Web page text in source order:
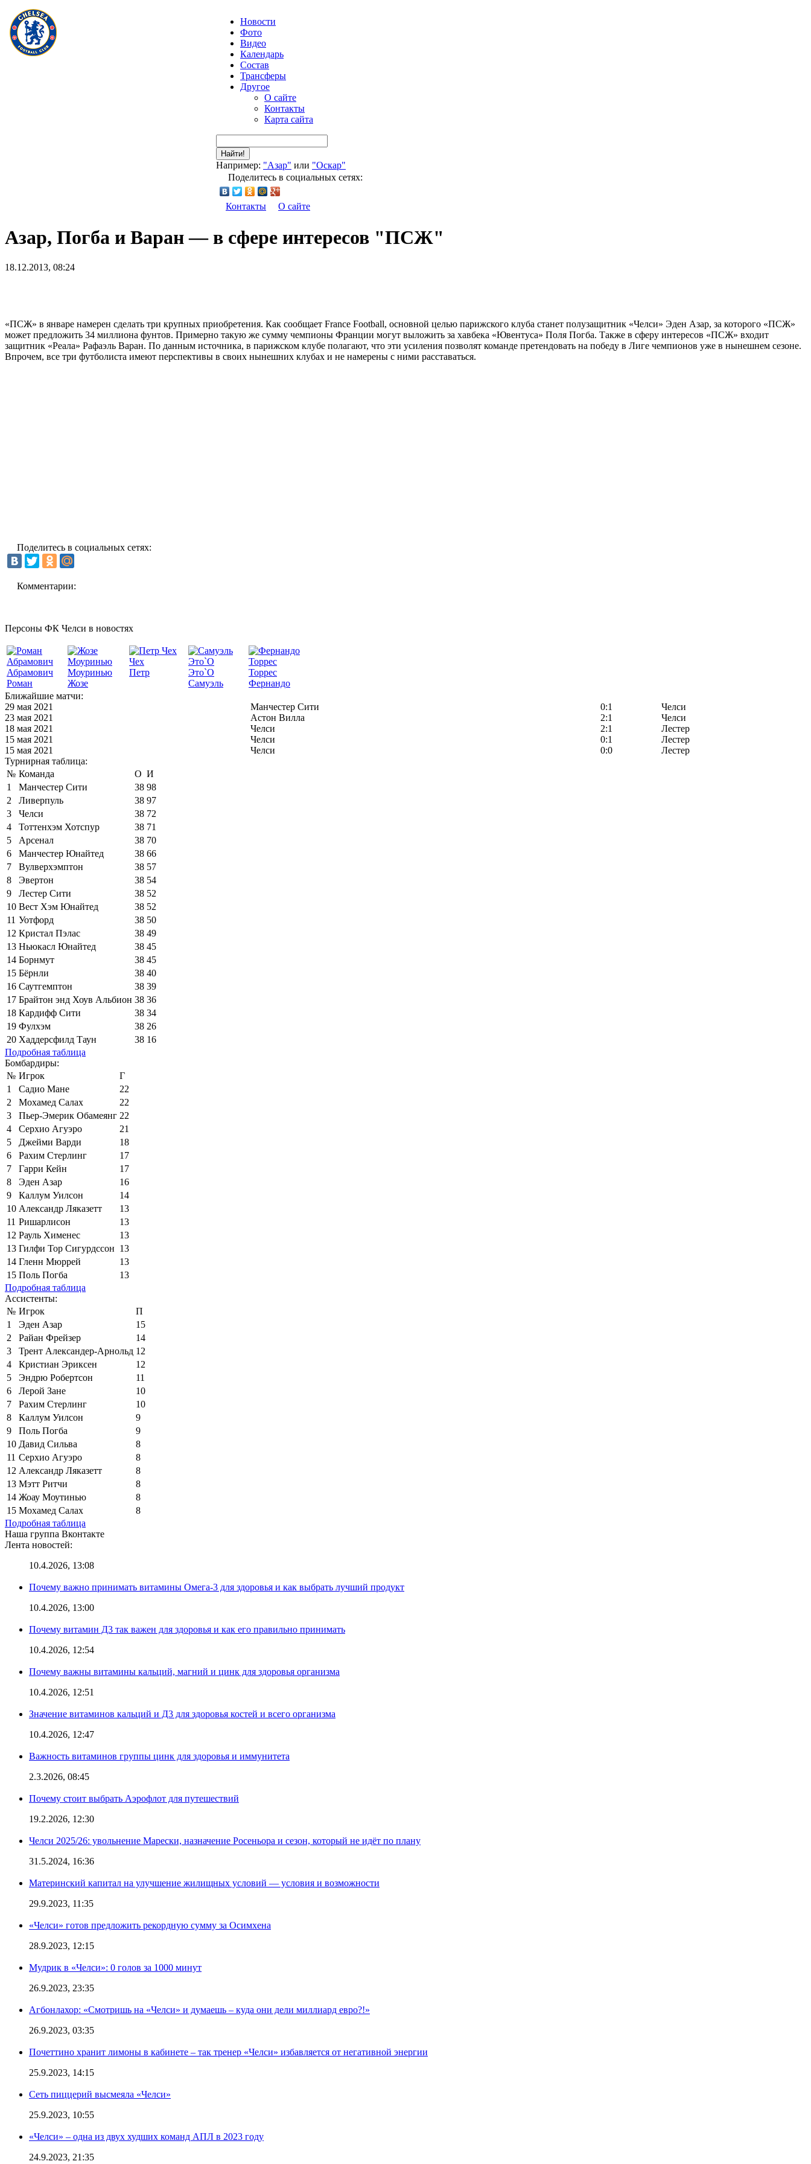
Новости
Фото
Видео
Календарь
Состав
Трансферы
Другое
О сайте
Контакты
Карта сайта
Найти!
Например: "Азар" или "Оскар"
Поделитесь в социальных сетях:
Контакты О сайте
Азар, Погба и Варан — в сфере интересов "ПСЖ"
18.12.2013, 08:24
«ПСЖ» в январе намерен сделать три крупных приобретения. Как сообщает France Football, основной целью парижского клуба станет полузащитник «Челси» Эден Азар, за которого «ПСЖ»
может предложить 34 миллиона фунтов. Примерно такую же сумму чемпионы Франции могут выложить за хавбека «Ювентуса» Поля Погба. Также в сферу интересов «ПСЖ» входит
защитник «Реала» Рафаэль Варан. По данным источника, в парижском клубе полагают, что эти усиления позволят команде претендовать на победу в Лиге чемпионов уже в нынешнем сезоне.
Впрочем, все три футболиста имеют перспективы в своих нынешних клубах и не намерены с ними расставаться.
Поделитесь в социальных сетях:
Комментарии:
Персоны ФК Челси в новостях
Абрамович
Роман
Моуринью
Жозе
Чех
Петр
Это`О
Самуэль
Торрес
Фернандо
Ближайшие матчи:
29 мая 2021
Манчестер Сити 0:1
Челси
23 мая 2021
Астон Вилла 2:1
Челси
18 мая 2021
Челси 2:1
Лестер
15 мая 2021
Челси 0:1
Лестер
15 мая 2021
Челси 0:0
Лестер
Турнирная таблица:
№ Команда О И
1
Манчестер Сити 38 98
2
Ливерпуль 38 97
3
Челси 38 72
4
Тоттенхэм Хотспур 38 71
5
Арсенал 38 70
6
Манчестер Юнайтед 38 66
7
Вулверхэмптон 38 57
8
Эвертон 38 54
9
Лестер Сити 38 52
10 Вест Хэм Юнайтед 38 52
11 Уотфорд 38 50
12 Кристал Пэлас 38 49
13 Ньюкасл Юнайтед 38 45
14 Борнмут 38 45
15 Бёрнли 38 40
16 Саутгемптон 38 39
17 Брайтон энд Хоув Альбион 38 36
18 Кардифф Сити 38 34
19 Фулхэм 38 26
20 Хаддерсфилд Таун 38 16
Подробная таблица
Бомбардиры:
№ Игрок
Г
1
Садио Мане
22
2
Мохамед Салах
22
3
Пьер-Эмерик Обамеянг 22
4
Серхио Агуэро
21
5
Джейми Варди
18
6
Рахим Стерлинг
17
7
Гарри Кейн
17
8
Эден Азар
16
9
Каллум Уилсон
14
10 Александр Ляказетт
13
11 Ришарлисон
13
12 Рауль Хименес
13
13 Гилфи Тор Сигурдссон 13
14 Гленн Мюррей
13
15 Поль Погба
13
Подробная таблица
Ассистенты:
№ Игрок
П
1
Эден Азар
15
2
Райан Фрейзер
14
3
Трент Александер-Арнольд 12
4
Кристиан Эриксен
12
5
Эндрю Робертсон
11
6
Лерой Зане
10
7
Рахим Стерлинг
10
8
Каллум Уилсон
9
9
Поль Погба
9
10 Давид Сильва
8
11 Серхио Агуэро
8
12 Александр Ляказетт
8
13 Мэтт Ритчи
8
14 Жоау Моутинью
8
15 Мохамед Салах
8
Подробная таблица
Наша группа Вконтакте
Лента новостей:
10.4.2026, 13:08
Почему важно принимать витамины Омега-3 для здоровья и как выбрать лучший продукт
10.4.2026, 13:00
Почему витамин Д3 так важен для здоровья и как его правильно принимать
10.4.2026, 12:54
Почему важны витамины кальций, магний и цинк для здоровья организма
10.4.2026, 12:51
Значение витаминов кальций и Д3 для здоровья костей и всего организма
10.4.2026, 12:47
Важность витаминов группы цинк для здоровья и иммунитета
2.3.2026, 08:45
Почему стоит выбрать Аэрофлот для путешествий
19.2.2026, 12:30
Челси 2025/26: увольнение Марески, назначение Росеньора и сезон, который не идёт по плану
31.5.2024, 16:36
Материнский капитал на улучшение жилищных условий — условия и возможности
29.9.2023, 11:35
«Челси» готов предложить рекордную сумму за Осимхена
28.9.2023, 12:15
Мудрик в «Челси»: 0 голов за 1000 минут
26.9.2023, 23:35
Агбонлахор: «Смотришь на «Челси» и думаешь – куда они дели миллиард евро?!»
26.9.2023, 03:35
Почеттино хранит лимоны в кабинете – так тренер «Челси» избавляется от негативной энергии
25.9.2023, 14:15
Сеть пиццерий высмеяла «Челси»
25.9.2023, 10:55
«Челси» – одна из двух худших команд АПЛ в 2023 году
24.9.2023, 21:35